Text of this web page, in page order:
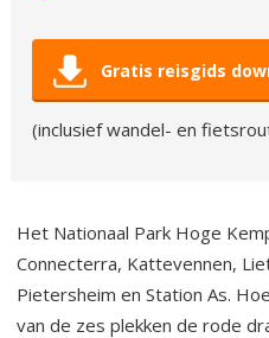
Gratis reisgids
(inclusief wandel- en
Het Nationaal Park Hoge
Connecterra, Kattevennen,
Pietersheim en Station As.
van de zes plekken de rode